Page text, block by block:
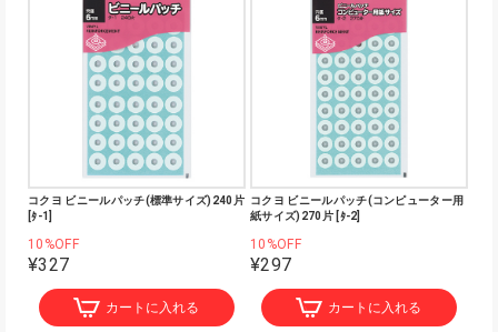
コクヨ ビニールパッチ(標準サイズ)240片
[ﾀ-1]
10%OFF
¥327
カートに入れる
コクヨ ビニールパッチ(コンピューター用
紙サイズ)270片 [ﾀ-2]
10%OFF
¥297
カートに入れる